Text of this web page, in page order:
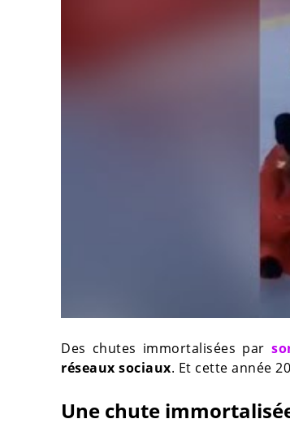
Des chutes immortalisées par
réseaux sociaux. Et cette année
Une chute